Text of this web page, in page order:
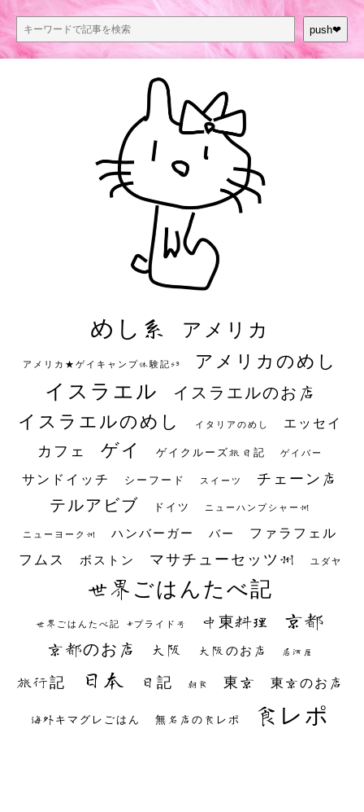
push❤︎
めし系 アメリカ
アメリカ★ゲイキャンプ体験記S3 アメリカのめし
イスラエル イスラエルのお店
イスラエルのめし イタリアのめし エッセイ
カフェ ゲイ ゲイクルーズ旅日記 ゲイバー
サンドイッチ シーフード スイーツ チェーン店
テルアビブ ドイツ ニューハンプシャー州
ニューヨーク州 ハンバーガー バー ファラフェル
フムス ボストン マサチューセッツ州 ユダヤ
世界ごはんたべ記
世界ごはんたべ記 #プライド号 中東料理 京都
京都のお店 大阪 大阪のお店 居酒屋
旅行記 日本 日記 朝食 東京 東京のお店
海外キマグレごはん 無名店の食レポ 食レポ